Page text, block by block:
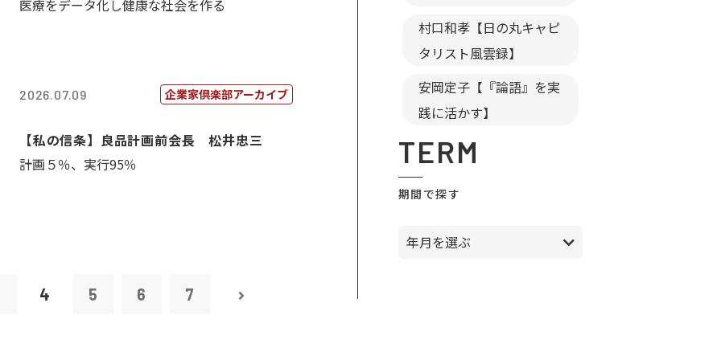
医療をデータ化し健康な社会を作る
2026.07.09 企業家倶楽部アーカイブ
【私の信条】良品計画前会長 松井忠三
計画５％、実行95％
4 5 6 7
村口和孝【日の丸キャピ
タリスト風雲録】
安岡定子【『論語』を実
践に活かす】
TERM
期間で探す
年月を選ぶ